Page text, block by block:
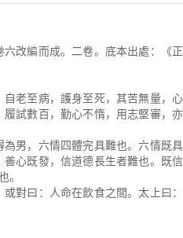
改編而成。二卷。底本出處：《
至病，護身至死，其苦無量，心
試數百，勤心不惰，用志堅審，
男，六情四體完具難也。六情既
心既發，信道德長生者難也。既
。
曰：人命在飲食之間。太上曰：